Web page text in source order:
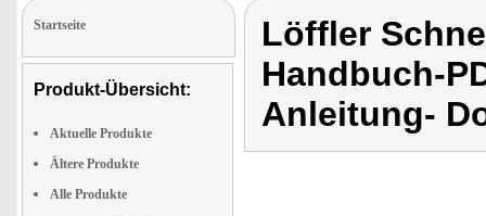
Startseite
Produkt-Übersicht:
Aktuelle Produkte
Ältere Produkte
Alle Produkte
Löffler
Handbuch-
Anleitung-